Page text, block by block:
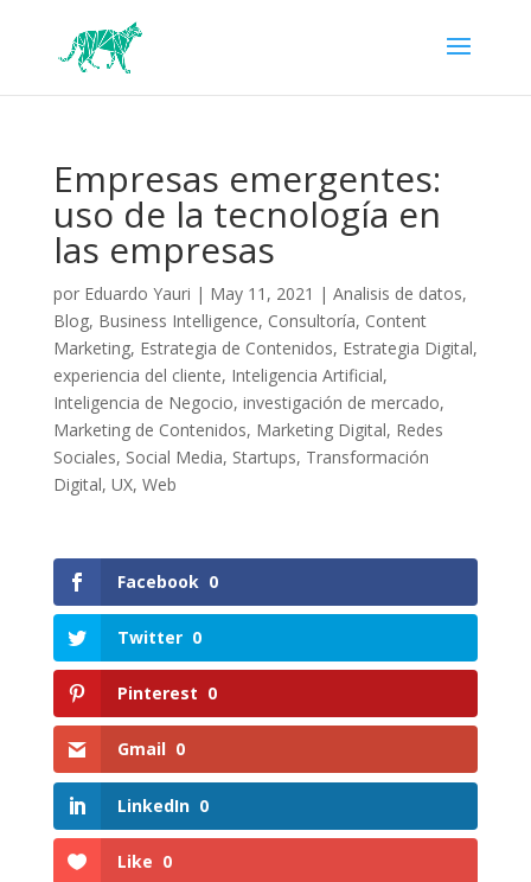
Empresas emergentes:
uso de la tecnología en
las empresas
por Eduardo Yauri | May 11, 2021 | Analisis de datos,
Blog, Business Intelligence, Consultoría, Content
Marketing, Estrategia de Contenidos, Estrategia Digital,
experiencia del cliente, Inteligencia Artificial,
Inteligencia de Negocio, investigación de mercado,
Marketing de Contenidos, Marketing Digital, Redes
Sociales, Social Media, Startups, Transformación
Digital, UX, Web
Facebook 0
Twitter 0
Pinterest 0
Gmail 0
LinkedIn 0
Like 0